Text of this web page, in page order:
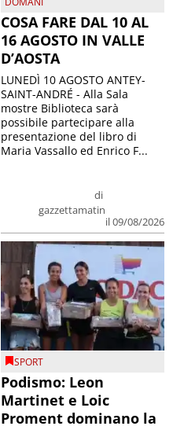
COSA FARE DAL 10 AL
16 AGOSTO IN VALLE
D’AOSTA
di
gazzettamatin
il 09/08/2026
LUNEDÌ 10 AGOSTO ANTEY-
SAINT-ANDRÉ - Alla Sala
mostre Biblioteca sarà
possibile partecipare alla
presentazione del libro di
Maria Vassallo ed Enrico F...
SPORT
Podismo: Leon
Martinet e Loic
Proment dominano la